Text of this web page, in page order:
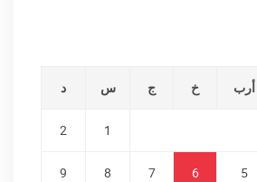
أرب خ ج س د
1
2
5
6
7
8
9